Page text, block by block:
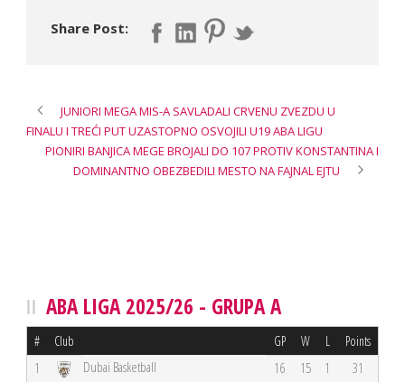
Share Post:
JUNIORI MEGA MIS-A SAVLADALI CRVENU ZVEZDU U
FINALU I TREĆI PUT UZASTOPNO OSVOJILI U19 ABA LIGU
PIONIRI BANJICA MEGE BROJALI DO 107 PROTIV KONSTANTINA I
DOMINANTNO OBEZBEDILI MESTO NA FAJNAL EJTU
ABA LIGA 2025/26 - GRUPA A
# Club GP W L Points
1 Dubai Basketball 16 15 1
31